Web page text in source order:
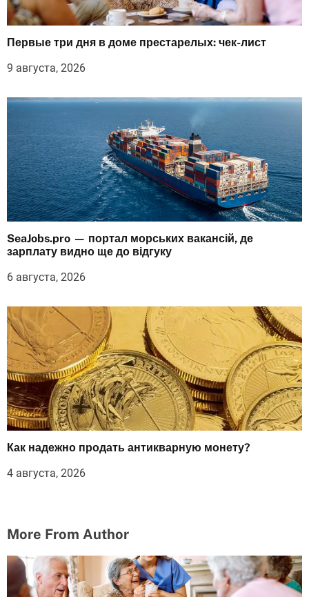
Первые три дня в доме престарелых: чек-лист
9 августа, 2026
SeaJobs.pro — портал морських вакансій, де
зарплату видно ще до відгуку
6 августа, 2026
Как надежно продать антикварную монету?
4 августа, 2026
More From Author